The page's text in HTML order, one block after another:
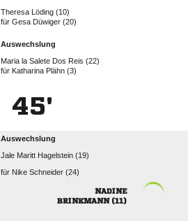
  
für  
Auswechslung
     
für   
45'
Auswechslung
   
für   

 